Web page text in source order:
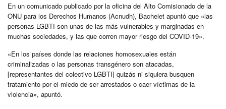
En un comunicado publicado por la oficina del Alto Comisionado de la
ONU para los Derechos Humanos (Acnudh), Bachelet apuntó que «las
personas LGBTI son unas de las más vulnerables y marginadas en
muchas sociedades, y las que corren mayor riesgo del COVID-19».
«En los países donde las relaciones homosexuales están
criminalizadas o las personas transgénero son atacadas,
[representantes del colectivo LGBTI] quizás ni siquiera busquen
tratamiento por el miedo de ser arrestados o caer víctimas de la
violencia», apuntó.